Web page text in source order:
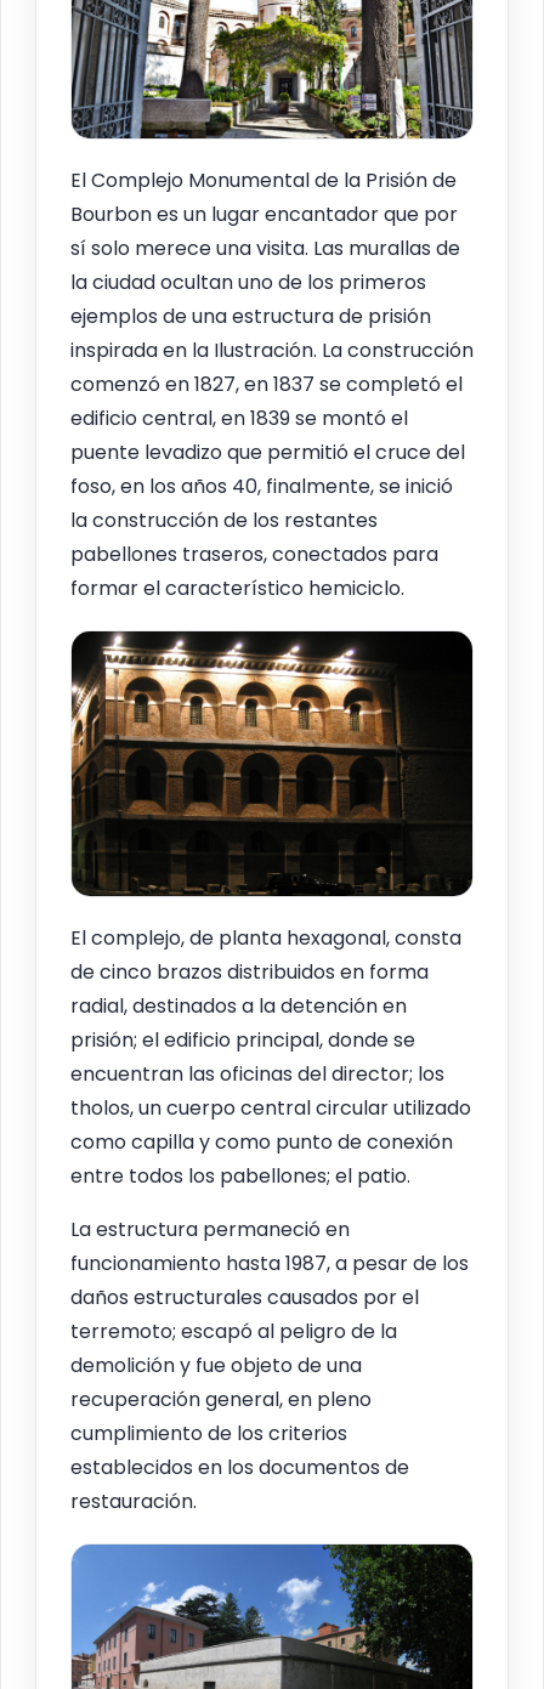
El Complejo Monumental de la Prisión de
Bourbon es un lugar encantador que por
sí solo merece una visita. Las murallas de
la ciudad ocultan uno de los primeros
ejemplos de una estructura de prisión
inspirada en la Ilustración. La construcción
comenzó en 1827, en 1837 se completó el
edificio central, en 1839 se montó el
puente levadizo que permitió el cruce del
foso, en los años 40, finalmente, se inició
la construcción de los restantes
pabellones traseros, conectados para
formar el característico hemiciclo.
El complejo, de planta hexagonal, consta
de cinco brazos distribuidos en forma
radial, destinados a la detención en
prisión; el edificio principal, donde se
encuentran las oficinas del director; los
tholos, un cuerpo central circular utilizado
como capilla y como punto de conexión
entre todos los pabellones; el patio.
La estructura permaneció en
funcionamiento hasta 1987, a pesar de los
daños estructurales causados por el
terremoto; escapó al peligro de la
demolición y fue objeto de una
recuperación general, en pleno
cumplimiento de los criterios
establecidos en los documentos de
restauración.